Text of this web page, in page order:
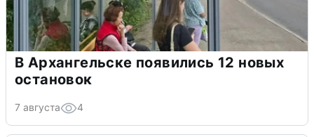
В Архангельске появились 12 новых
остановок
7 августа 4